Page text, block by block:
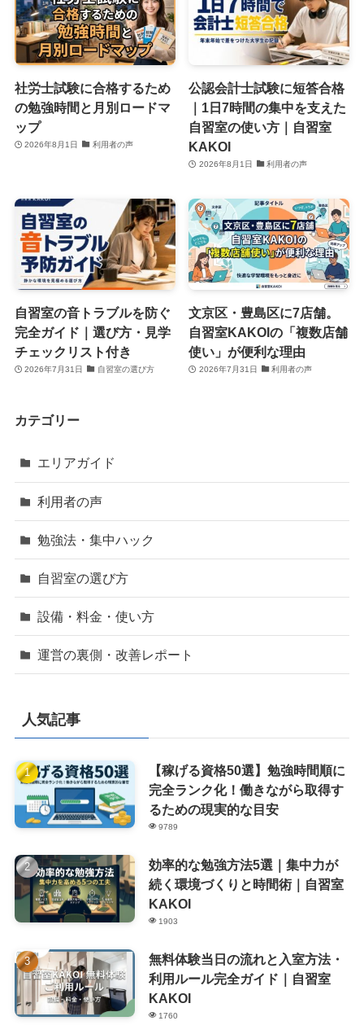
社労士試験に合格するため
の勉強時間と月別ロードマ
ップ
2026年8月1日 利用者の声
公認会計士試験に短答合格
｜1日7時間の集中を支えた
自習室の使い方｜自習室
KAKOI
2026年8月1日 利用者の声
自習室の音トラブルを防ぐ
完全ガイド｜選び方・見学
チェックリスト付き
2026年7月31日 自習室の選び方
文京区・豊島区に7店舗。
自習室KAKOIの「複数店舗
使い」が便利な理由
2026年7月31日 利用者の声
カテゴリー
エリアガイド
利用者の声
勉強法・集中ハック
自習室の選び方
設備・料金・使い方
運営の裏側・改善レポート
人気記事
【稼げる資格50選】勉強時間順に
完全ランク化！働きながら取得す
るための現実的な目安
9789
効率的な勉強方法5選｜集中力が
続く環境づくりと時間術｜自習室
KAKOI
1903
無料体験当日の流れと入室方法・
利用ルール完全ガイド｜自習室
KAKOI
1760